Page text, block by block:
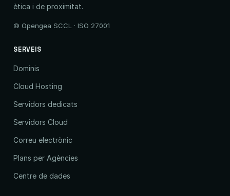
ètica i de proximitat.
© Opengea SCCL · ISO 27001
SERVEIS
Dominis
Cloud Hosting
Servidors dedicats
Servidors Cloud
Correu electrònic
Plans per Agències
Centre de dades